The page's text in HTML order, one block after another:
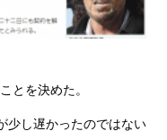
とを決めた。
少し遅かったのではない